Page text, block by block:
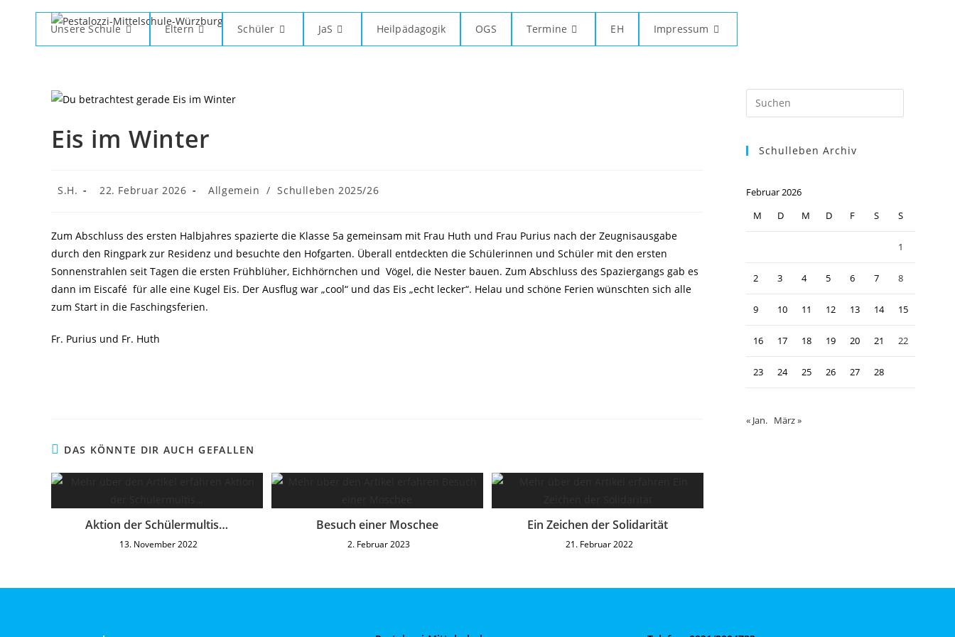
springen
Unsere Schule Eltern Schüler JaS Heilpädagogik OGS Termine EH Impressum
Eis im Winter
Beitrags-
S.H.
Beitrag
22. Februar 2026
Beitrags-
Kategorie:
Allgemein / Schulleben 2025/26
Zum Abschluss des ersten Halbjahres spazierte die Klasse 5a gemeinsam mit Frau Huth und Frau Purius nach der Zeugnisausgabe
durch den Ringpark zur Residenz und besuchte den Hofgarten. Überall entdeckten die Schülerinnen und Schüler mit den ersten
Sonnenstrahlen seit Tagen die ersten Frühblüher, Eichhörnchen und Vögel, die Nester bauen. Zum Abschluss des Spaziergangs gab es
dann im Eiscafé für alle eine Kugel Eis. Der Ausflug war „cool“ und das Eis „echt lecker“. Helau und schöne Ferien wünschten sich alle
zum Start in die Faschingsferien.
Fr. Purius und Fr. Huth
DAS KÖNNTE DIR AUCH GEFALLEN
Aktion der Schülermultis…
13. November 2022
Besuch einer Moschee
2. Februar 2023
Ein Zeichen der Solidarität
21. Februar 2022
Escape
Schulleben Archiv
Februar 2026
M
D M D F S S
1
2 3 4 5 6 7 8
9 10 11 12 13 14 15
16 17 18 19 20 21 22
23 24 25 26 27 28
« Jan. März »